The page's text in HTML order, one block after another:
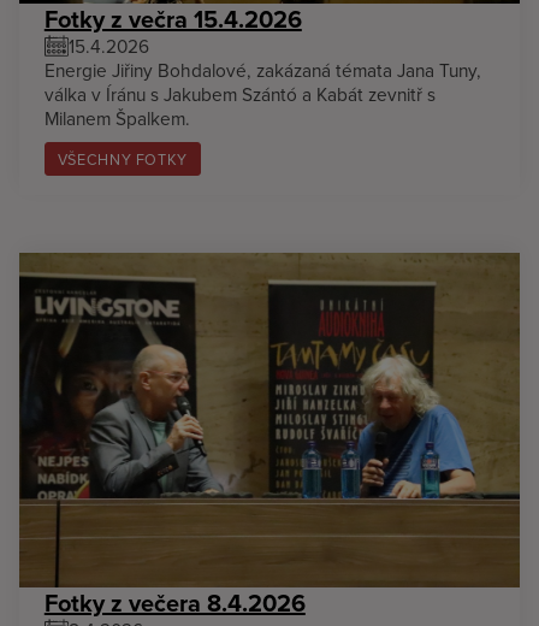
Fotky z večra 15.4.2026
15.4.2026
Energie Jiřiny Bohdalové, zakázaná témata Jana Tuny,
válka v Íránu s Jakubem Szántó a Kabát zevnitř s
Milanem Špalkem.
VŠECHNY FOTKY
Fotky z večera 8.4.2026